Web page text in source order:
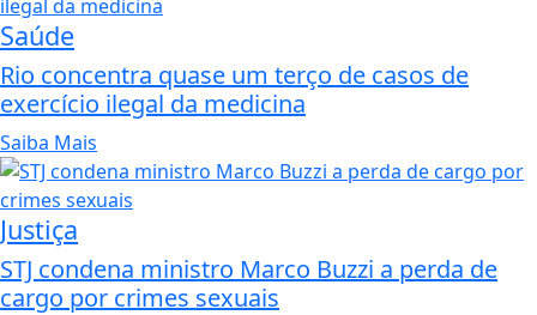
Saúde
Rio concentra quase um terço de casos de
exercício ilegal da medicina
Saiba Mais
Justiça
STJ condena ministro Marco Buzzi a perda de
cargo por crimes sexuais